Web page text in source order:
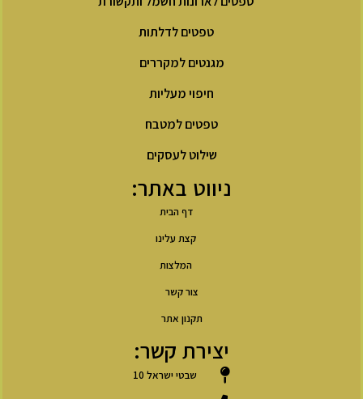
טפטים לדלתות
מגנטים למקררים
חיפוי מעליות
טפטים למטבח
שילוט לעסקים
ניווט באתר:
דף הבית
קצת עלינו
המלצות
צור קשר
תקנון אתר
יצירת קשר:
שבטי ישראל 10